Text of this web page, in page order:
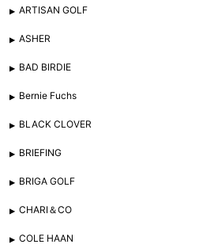
ARTISAN GOLF
ASHER
BAD BIRDIE
Bernie Fuchs
BLACK CLOVER
BRIEFING
BRIGA GOLF
CHARI＆CO
COLE HAAN